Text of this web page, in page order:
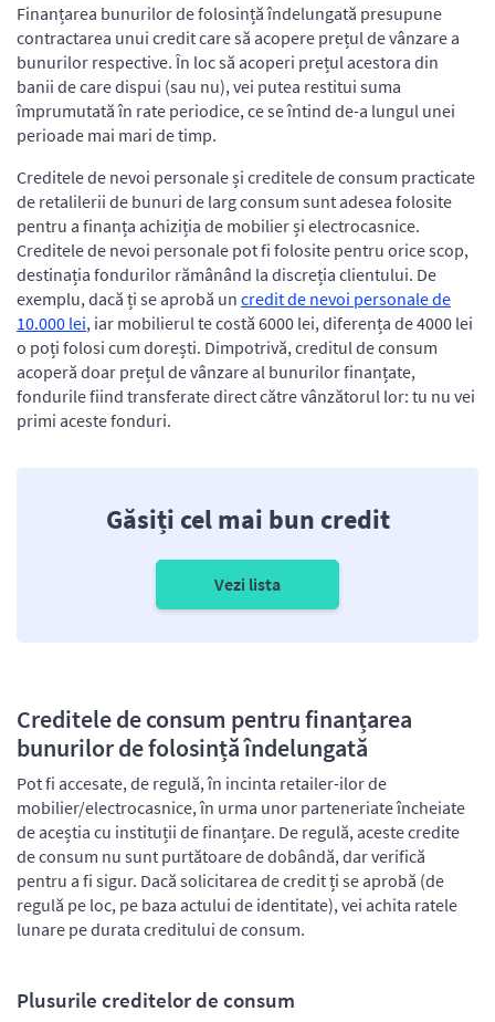
Finanțarea bunurilor de folosință îndelungată presupune
contractarea unui credit care să acopere prețul de vânzare a
bunurilor respective. În loc să acoperi prețul acestora din
banii de care dispui (sau nu), vei putea restitui suma
împrumutată în rate periodice, ce se întind de-a lungul unei
perioade mai mari de timp.
Creditele de nevoi personale și creditele de consum practicate
de retalilerii de bunuri de larg consum sunt adesea folosite
pentru a finanța achiziția de mobilier și electrocasnice.
Creditele de nevoi personale pot fi folosite pentru orice scop,
destinația fondurilor rămânând la discreția clientului. De
exemplu, dacă ți se aprobă un credit de nevoi personale de
10.000 lei, iar mobilierul te costă 6000 lei, diferența de 4000 lei
o poți folosi cum dorești. Dimpotrivă, creditul de consum
acoperă doar prețul de vânzare al bunurilor finanțate,
fondurile fiind transferate direct către vânzătorul lor: tu nu vei
primi aceste fonduri.
Găsiți cel mai bun credit
Vezi lista
Creditele de consum pentru finanțarea
bunurilor de folosință îndelungată
Pot fi accesate, de regulă, în incinta retailer-ilor de
mobilier/electrocasnice, în urma unor parteneriate încheiate
de aceștia cu instituții de finanțare. De regulă, aceste credite
de consum nu sunt purtătoare de dobândă, dar verifică
pentru a fi sigur. Dacă solicitarea de credit ți se aprobă (de
regulă pe loc, pe baza actului de identitate), vei achita ratele
lunare pe durata creditului de consum.
Plusurile creditelor de consum